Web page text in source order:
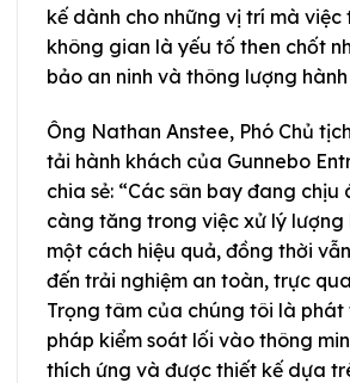
kế dành cho những vị trí mà việc
không gian là yếu tố then chốt
bảo an ninh và thông lượng
Ông Nathan Anstee, Phó Chủ
tải hành khách của Gunnebo
chia sẻ: “Các sân bay đang chịu
càng tăng trong việc xử lý lượng
một cách hiệu quả, đồng thời
đến trải nghiệm an toàn, trực
Trọng tâm của chúng tôi là phát
pháp kiểm soát lối vào thông
thích ứng và được thiết kế dựa